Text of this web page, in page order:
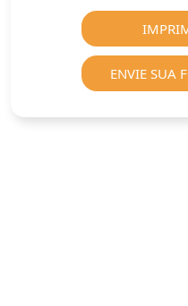
ENVIE SUA